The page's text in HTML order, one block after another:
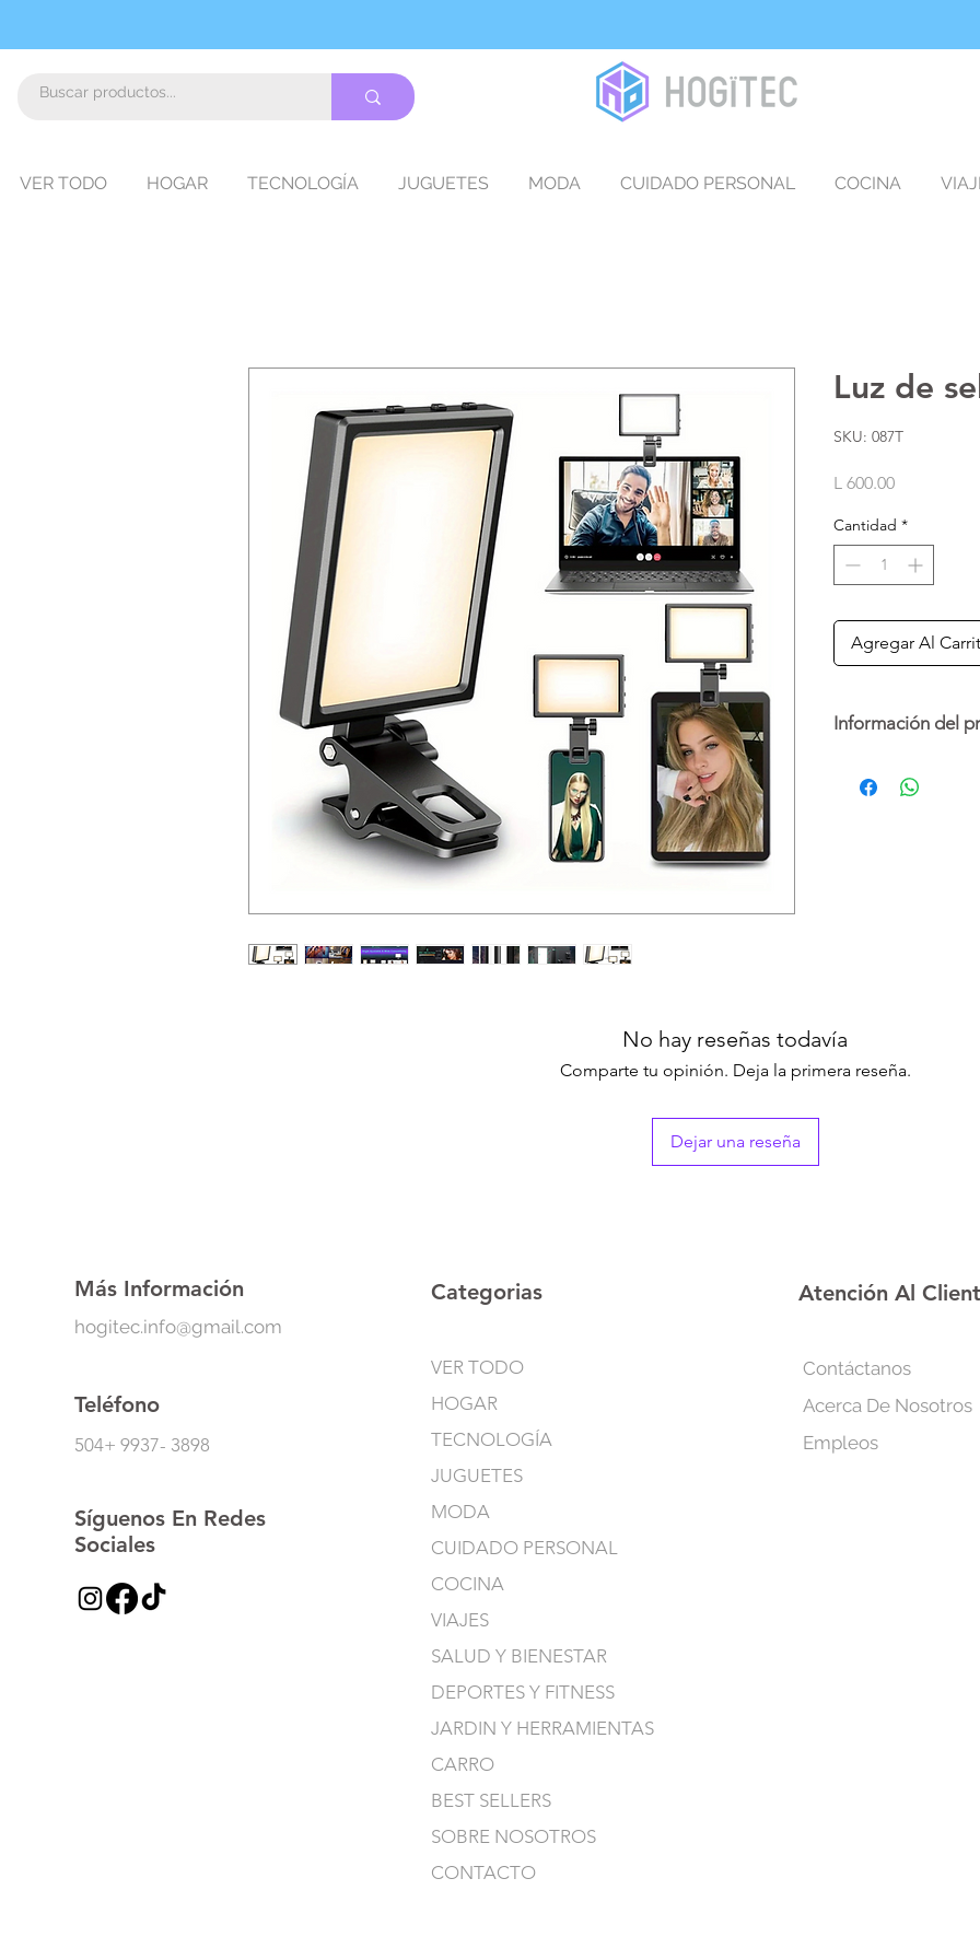
VER TODO HOGAR TECNOLOGÍA JUGUETES MODA CUIDADO PERSONAL COCINA
Luz de
SKU: 087T
L 600.00Precio
Cantidad *
Agregar Al
Información del
Ilumina tus selfies,
No hay reseñas todavía
Comparte tu opinión. Deja la primera reseña.
Dejar una reseña
Más Información
hogitec.info@gmail.com
Teléfono
504+ 9937- 3898
Síguenos En Redes
Sociales
Categorias
VER TODO
HOGAR
TECNOLOGÍA
JUGUETES
MODA
CUIDADO PERSONAL
COCINA
VIAJES
SALUD Y BIENESTAR
DEPORTES Y FITNESS
JARDIN Y HERRAMIENTAS
CARRO
BEST SELLERS
SOBRE NOSOTROS
CONTACTO
Atención Al
Contáctanos
Acerca De Nosotros
Empleos